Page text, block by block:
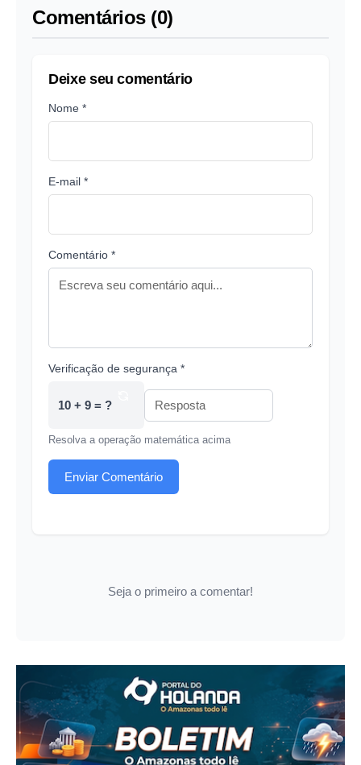
Comentários (0)
Deixe seu comentário
Nome *
E-mail *
Comentário *
Verificação de segurança *
10 + 9 = ?
Resolva a operação matemática acima
Enviar Comentário
Seja o primeiro a comentar!